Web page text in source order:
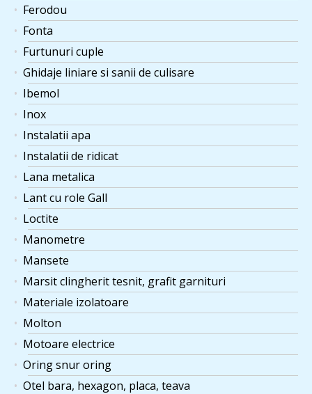
Ferodou
Fonta
Furtunuri cuple
Ghidaje liniare si sanii de culisare
Ibemol
Inox
Instalatii apa
Instalatii de ridicat
Lana metalica
Lant cu role Gall
Loctite
Manometre
Mansete
Marsit clingherit tesnit, grafit garnituri
Materiale izolatoare
Molton
Motoare electrice
Oring snur oring
Otel bara, hexagon, placa, teava